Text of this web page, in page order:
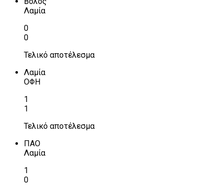
Λαμία
0
0
Τελικό αποτέλεσμα
Λαμία
ΟΦΗ
1
1
Τελικό αποτέλεσμα
ΠΑΟ
Λαμία
1
0